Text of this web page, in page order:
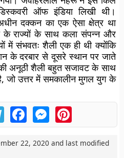
ऑफ इंडिया लिखी थी।
दक्कन का एक ऐसा क्षेत्र था
के राज्यों के साथ कला संपन्न और
में संभवतः शैली एक ही थी क्योंकि
के दरबार से दूसरे स्थान पर जाते
अनूठी शैली बहुत सजावट के साथ
जो उत्तर में समकालीन मुगल युग के
TelegramFacebookMessengerPinterest
22, 2020 and last modified